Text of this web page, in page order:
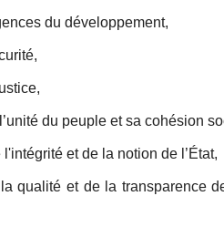
du développement,
du peuple et sa cohésion
et de la notion de l’État,
et de la transparence